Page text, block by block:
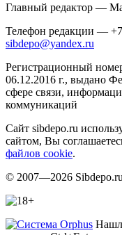
Главный редактор —
Телефон редакции —
sibdepo@yandex.ru
Регистрационный
06.12.2016 г., выдано
сфере связи,
коммуникаций
Сайт sibdepo.ru
сайтом, Вы
файлов cookie.
© 2007—2026